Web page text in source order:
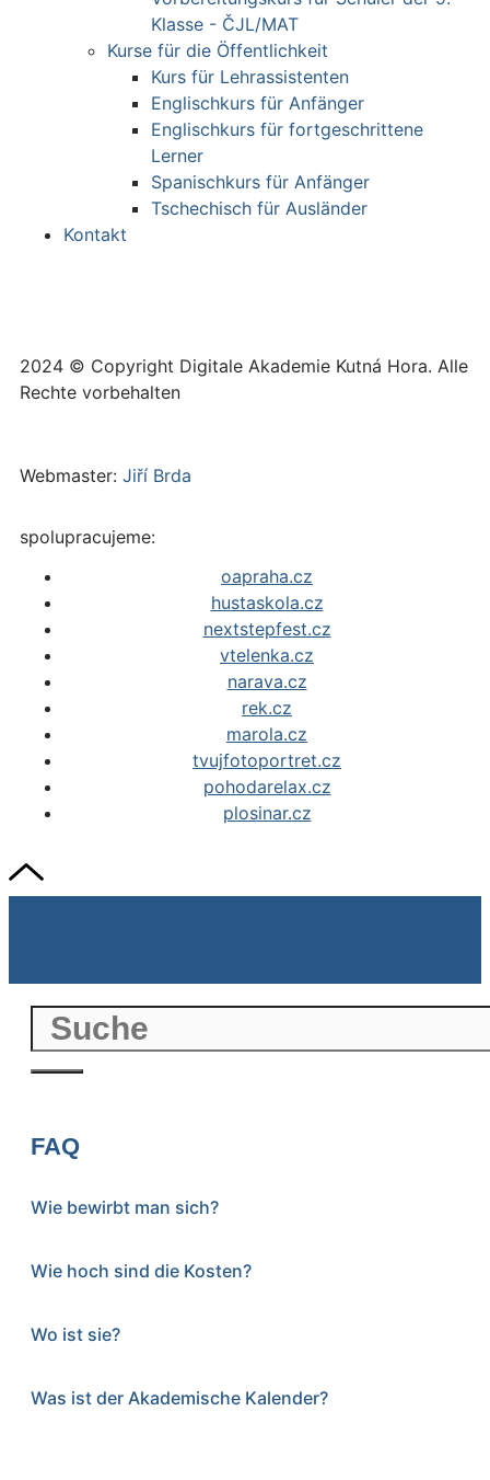
Klasse - ČJL/MAT
Kurse für die Öffentlichkeit
Kurs für Lehrassistenten
Englischkurs für Anfänger
Englischkurs für fortgeschrittene
Lerner
Spanischkurs für Anfänger
Tschechisch für Ausländer
Kontakt
2024 © Copyright Digitale Akademie Kutná Hora. Alle
Rechte vorbehalten
Webmaster: Jiří Brda
spolupracujeme:
oapraha.cz
hustaskola.cz
nextstepfest.cz
vtelenka.cz
narava.cz
rek.cz
marola.cz
tvujfotoportret.cz
pohodarelax.cz
plosinar.cz
FAQ
Wie bewirbt man sich?
Wie hoch sind die Kosten?
Wo ist sie?
Was ist der Akademische Kalender?